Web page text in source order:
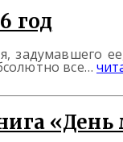
год
задумавшего
все…
«День